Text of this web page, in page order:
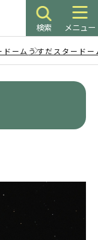
検索 メニュー
ドーム うすだスタード